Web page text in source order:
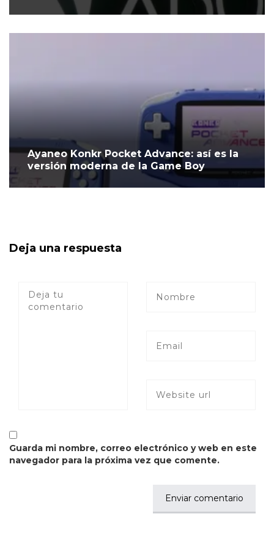
Ayaneo Konkr Pocket Advance: así es la
versión moderna de la Game Boy
Deja una respuesta
Guarda mi nombre, correo electrónico y web en este
navegador para la próxima vez que comente.